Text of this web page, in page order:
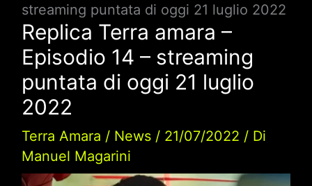
streaming puntata di oggi 21 luglio 2022
Replica Terra amara –
Episodio 14 – streaming
puntata di oggi 21 luglio
2022
Terra Amara / News/ 21/07/2022 / Di
Manuel Magarini